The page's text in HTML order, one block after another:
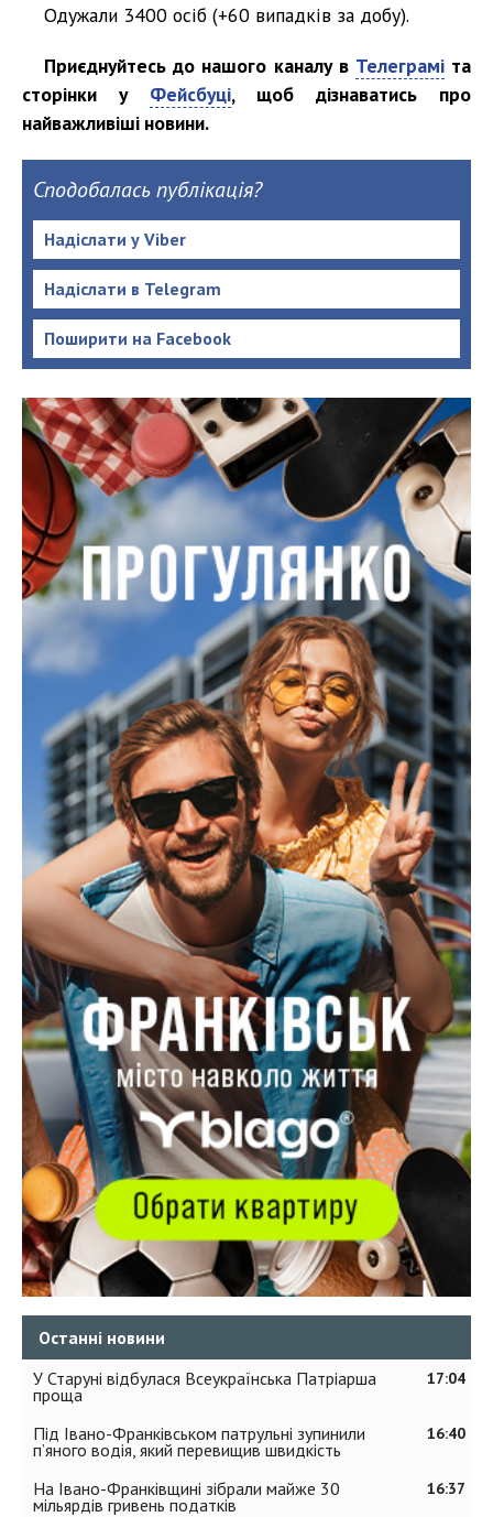
Одужали 3400 осіб (+60 випадків за добу).
Приєднуйтесь до нашого каналу в Телеграміта
сторінки у Фейсбуці, щоб дізнаватись про
найважливіші новини.
Сподобалась публікація?
Надіслати у Viber
Надіслати в Telegram
Поширити на Facebook
Останні новини
17:04
У Старуні відбулася Всеукраїнська Патріарша
проща
16:40
Під Івано-Франківськом патрульні зупинили
п’яного водія, який перевищив швидкість
16:37
На Івано-Франківщині зібрали майже 30
мільярдів гривень податків